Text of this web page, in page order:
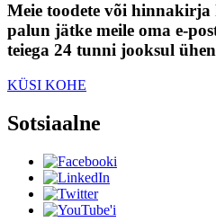
Meie toodete või
palun jätke meile oma e-
teiega 24 tunni jooksul
KÜSI KOHE
Sotsiaalne